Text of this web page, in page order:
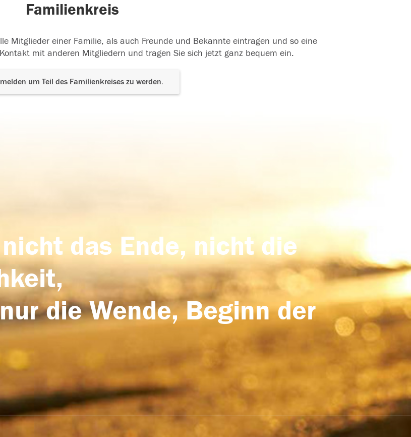
Familienkreis
Mitglieder einer Familie, als auch Freunde und Bekannte eintragen und so eine
mit anderen Mitgliedern und tragen Sie sich jetzt ganz bequem ein.
um Teil des Familienkreises zu werden.
das Ende, nicht die
die Wende, Beginn der